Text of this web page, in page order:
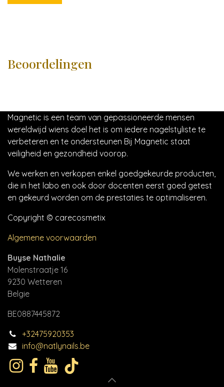
Beoordelingen
Magnetic is een team van gepassioneerde mensen
wereldwijd wiens doel het is om iedere nagelstyliste te
verbeteren en te ondersteunen Bij Magnetic staat
veiligheid en gezondheid voorop.
We werken en verkopen enkel goedgekeurde producten,
die in het labo en ook door docenten eerst goed getest
en gekeurd worden om de prestaties te optimaliseren.
Copyright © carecosmetix
Algemene voorwaarden
Buyse Nathalie
Molenstraatje 16
9230 Wetteren
Belgie
BE0887445872
+32475920353
info@natlynails.be